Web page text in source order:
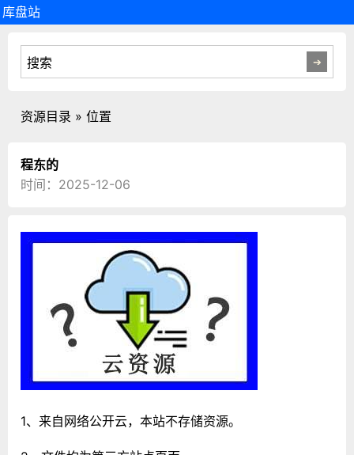
库盘站
资源目录 » 位置
程东的
时间：2025-12-06
1、来自网络公开云，本站不存储资源。